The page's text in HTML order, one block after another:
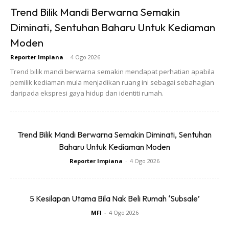
anak-anak belajar dengan selesa dan segala keperluan
sekolah tersusun dengan rapi serta tidak bersepah-sepah.
Trend Bilik Mandi Berwarna Semakin
Diminati, Sentuhan Baharu Untuk Kediaman
Moden
Reporter Impiana - 4 Ogo 2026
Trend bilik mandi berwarna semakin mendapat perhatian apabila
pemilik kediaman mula menjadikan ruang ini sebagai sebahagian
daripada ekspresi gaya hidup dan identiti rumah.
Trend Bilik Mandi Berwarna Semakin Diminati, Sentuhan
Baharu Untuk Kediaman Moden
Reporter Impiana - 4 Ogo 2026
5 Kesilapan Utama Bila Nak Beli Rumah ‘Subsale’
MFI - 4 Ogo 2026